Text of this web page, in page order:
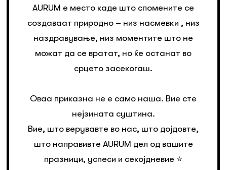
AURUM е место каде што спомените се
создаваат природно – низ насмевки , низ
наздравување, низ моментите што не
можат да се вратат, но ќе останат во
срцето засекогаш.
Оваа приказна не е само наша. Вие сте
нејзината суштина.
Вие, што верувавте во нас, што дојдовте,
што направивте AURUM дел од вашите
празници, успеси и секојдневие ⭐️